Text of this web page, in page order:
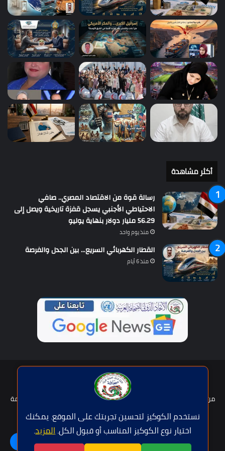
نستخدم الكوكيز لتحسين تجربتك على الموقع. يمكنك
اختيار نوع الكوكيز المناسب أو قبول الكل.المزيد.
أكثر مشاهدة
رسالة قوة من الاقتصاد المصري.. صافي
الاحتياطي الأجنبي يسجل قفزة تاريخية ويصل إلى
56.29 مليار دولار بنهاية يوليو
منذ يوم واحد
القطار الكهربائي السريع… بين الجدل والفرصة
منذ 6 أيام
حقوق النشر © | جميع الحقوق محفوظة للاتحاد الدولى للصحافة العربية
2026
من نحن؟
عضوية الإتحاد سياسة الخصوصية
شروط الخدمة
فيسبوكتويتر يوتيوبواتساب
اللغة | Langue